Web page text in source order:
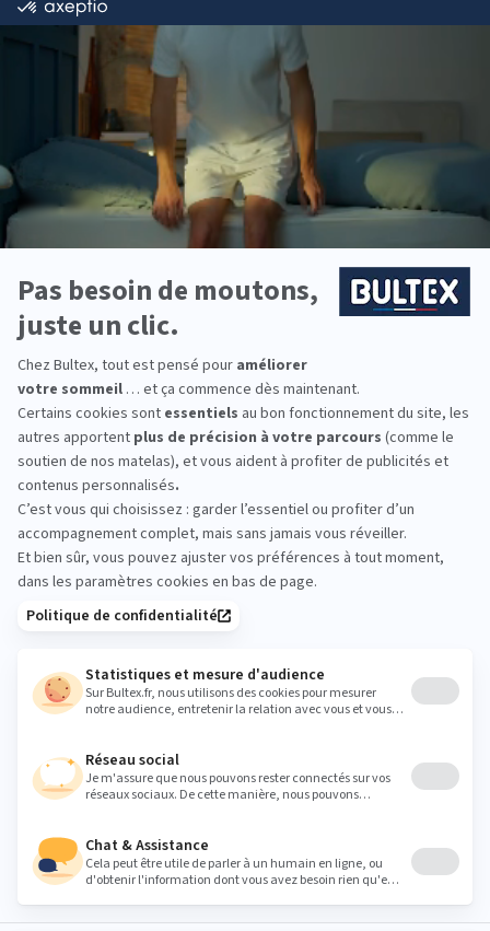
L’explication, c’est qu’ils ont des horaires élastiques et qu’ils sont
moins protégés par une certaine organisation du travail.
Enfin, certaines personnes sont tellement obsédées par le
sommeil, notamment les perfectionnistes, qu’elles se basent sur
des applications et des objets connectés pour le contrôler…
Pour l’instant il faut faire attention à la manière d’utiliser ce type
de moyens, même s’ils sont de plus en plus performants, parce
qu’ils créent des normes dans lesquelles les gens vont vouloir
absolument rentrer. Le fait de surveiller son sommeil d’une
manière trop pressante et trop rigoureuse, crée, comme dans la
nutrition, de nouvelles pathologies, qu’on appelle orthosomnie.
sommeil, parce qu’ils deviennent anxieux.
Partager cet article
Simplifiez-vous la nuit et optez pour